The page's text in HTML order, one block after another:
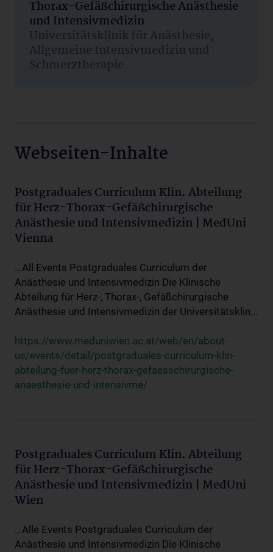
Thorax-Gefäßchirurgische Anästhesie
und Intensivmedizin
Universitätsklinik für Anästhesie,
Allgemeine Intensivmedizin und
Schmerztherapie
Webseiten-Inhalte
Postgraduales Curriculum Klin. Abteilung
für Herz-Thorax-Gefäßchirurgische
Anästhesie und Intensivmedizin | MedUni
Vienna
...All Events Postgraduales Curriculum der
Anästhesie und Intensivmedizin Die Klinische
Abteilung für Herz-, Thorax-, Gefäßchirurgische
Anästhesie und Intensivmedizin der Universitätsklin...
https://www.meduniwien.ac.at/web/en/about-
us/events/detail/postgraduales-curriculum-klin-
abteilung-fuer-herz-thorax-gefaesschirurgische-
anaesthesie-und-intensivme/
Postgraduales Curriculum Klin. Abteilung
für Herz-Thorax-Gefäßchirurgische
Anästhesie und Intensivmedizin | MedUni
Wien
...Alle Events Postgraduales Curriculum der
Anästhesie und Intensivmedizin Die Klinische